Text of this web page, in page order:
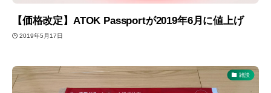
【価格改定】ATOK Passportが2019年6月に値上げ
2019年5月17日
雑談